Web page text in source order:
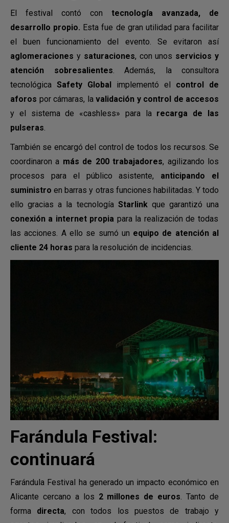
El festival contó con tecnología avanzada, de
desarrollo propio. Esta fue de gran utilidad para facilitar
el buen funcionamiento del evento. Se evitaron así
aglomeraciones y saturaciones, con unos servicios y
atención sobresalientes. Además, la consultora
tecnológica Safety Global implementó el control de
aforos por cámaras, la validación y control de accesos
y el sistema de «cashless» para la recarga de las
pulseras.
También se encargó del control de todos los recursos. Se
coordinaron a más de 200 trabajadores, agilizando los
procesos para el público asistente, anticipando el
suministro en barras y otras funciones habilitadas. Y todo
ello gracias a la tecnología Starlinkque garantizó una
conexión a internet propia para la realización de todas
las acciones. A ello se sumó un equipo de atención al
cliente 24 horas para la resolución de incidencias.
Farándula Festival:
continuará
Farándula Festival ha generado un impacto económico en
Alicante cercano a los 2 millones de euros. Tanto de
forma directa, con todos los puestos de trabajo y